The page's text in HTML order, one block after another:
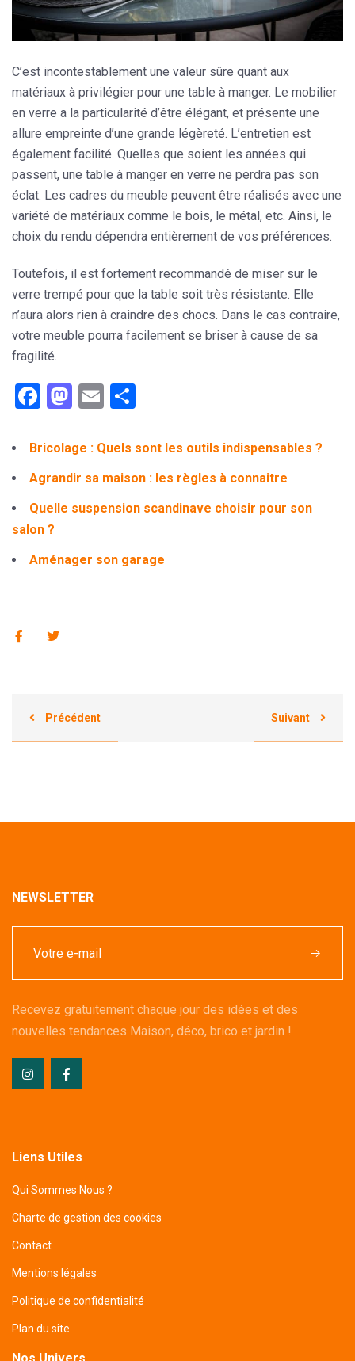
C’est incontestablement une valeur sûre quant aux
matériaux à privilégier pour une table à manger. Le mobilier
en verre a la particularité d’être élégant, et présente une
allure empreinte d’une grande légèreté. L’entretien est
également facilité. Quelles que soient les années qui
passent, une table à manger en verre ne perdra pas son
éclat. Les cadres du meuble peuvent être réalisés avec une
variété de matériaux comme le bois, le métal, etc. Ainsi, le
choix du rendu dépendra entièrement de vos préférences.
Toutefois, il est fortement recommandé de miser sur le
verre trempé pour que la table soit très résistante. Elle
n’aura alors rien à craindre des chocs. Dans le cas contraire,
votre meuble pourra facilement se briser à cause de sa
fragilité.
Facebook
Mastodon
Email
Bricolage : Quels sont les outils indispensables ?
Agrandir sa maison : les règles à connaitre
Quelle suspension scandinave choisir pour son
salon ?
Aménager son garage
Précédent Suivant
NEWSLETTER
Recevez gratuitement chaque jour des idées et des
nouvelles tendances Maison, déco, brico et jardin !
Liens Utiles
Qui Sommes Nous ?
Charte de gestion des cookies
Contact
Mentions légales
Politique de confidentialité
Plan du site